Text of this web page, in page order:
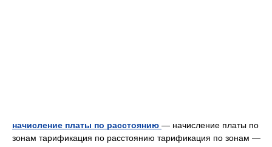
начисление платы по расстоянию — начисление платы по
зонам тарификация по расстоянию тарификация по зонам —